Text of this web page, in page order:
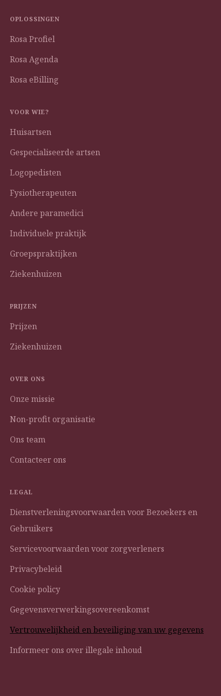
OPLOSSINGEN
Rosa Profiel
Rosa Agenda
Rosa eBilling
VOOR WIE?
Huisartsen
Gespecialiseerde artsen
Logopedisten
Fysiotherapeuten
Andere paramedici
Individuele praktijk
Groepspraktijken
Ziekenhuizen
PRIJZEN
Prijzen
Ziekenhuizen
OVER ONS
Onze missie
Non-profit organisatie
Ons team
Contacteer ons
LEGAL
Dienstverleningsvoorwaarden voor Bezoekers en
Gebruikers
Servicevoorwaarden voor zorgverleners
Privacybeleid
Cookie policy
Gegevensverwerkingsovereenkomst
Vertrouwelijkheid en beveiliging van uw gegevens
Informeer ons over illegale inhoud